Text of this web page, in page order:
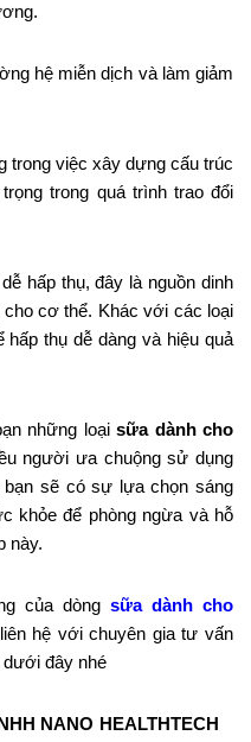
hệ miễn dịch và làm giảm
trong việc xây dựng cấu trúc
trong quá trình trao đổi
hấp thụ, đây là nguồn dinh
cơ thể. Khác với các loại
thụ dễ dàng và hiệu quả
những loại sữa dành cho
người ưa chuộng sử dụng
bạn sẽ có sự lựa chọn sáng
khỏe để phòng ngừa và hỗ
này.
của dòng sữa dành cho
hệ với chuyên gia tư vấn
dưới đây nhé
NANO HEALTHTECH